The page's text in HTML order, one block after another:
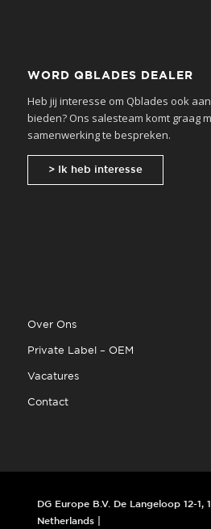
WORD QBLADES DEALER
Heb jij interesse om Qblades ook
bieden? Ons salesteam komt graag
samenwerking te bespreken.
> Ik heb interesse
Over Ons
Private Label – OEM
Vacatures
Contact
DG Europe B.V. De Langeloop 12-1,
Netherlands |